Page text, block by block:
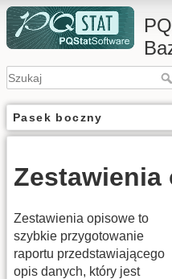
Pasek boczny
Zestawienia
Zestawienia opisowe to
szybkie przygotowanie
raportu przedstawiającego
opis danych, który jest